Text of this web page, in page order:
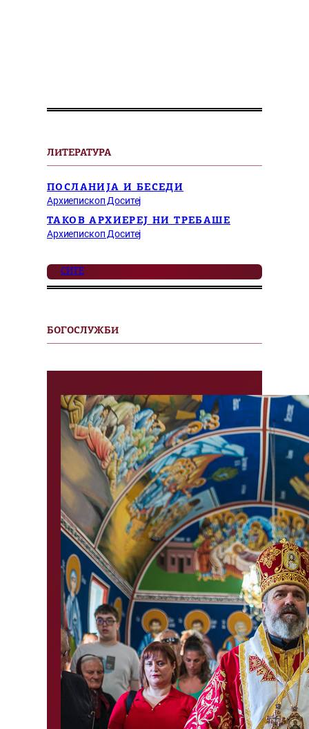
ЛИТЕРАТУРА
ПОСЛАНИЈА И БЕСЕДИ
Архиепископ Доситеј
ТАКОВ АРХИЕРЕЈ НИ ТРЕБАШЕ
Архиепископ Доситеј
СИТЕ
БОГОСЛУЖБИ